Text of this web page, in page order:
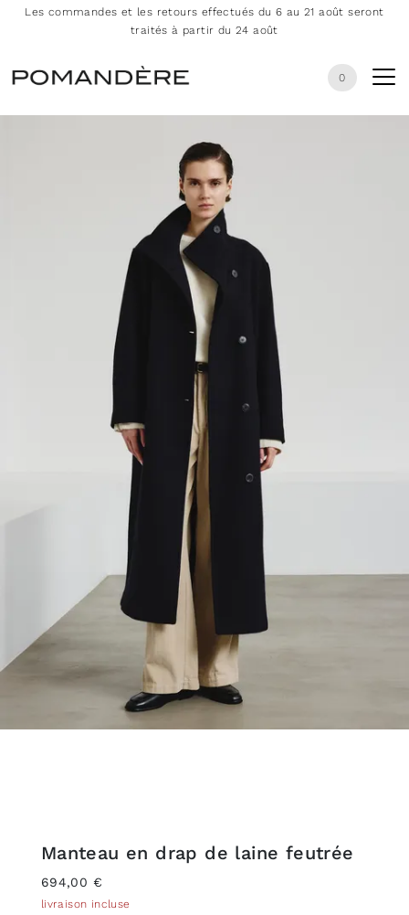
Les commandes et les retours effectués du 6 au 21 août seront
traités à partir du 24 août
0
Manteau en drap de laine feutrée
694,00 €
livraison incluse